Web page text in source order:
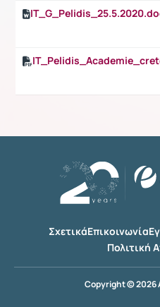
ΣχετικάΕπικοινωνία
Πολιτική
Copyright © 2026